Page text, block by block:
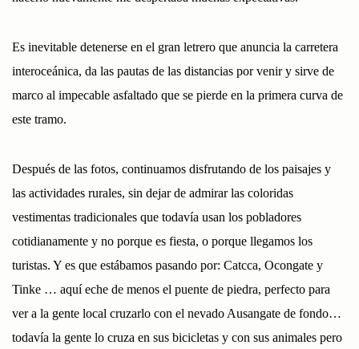
Es inevitable detenerse en el gran letrero que anuncia la carretera
interoceánica, da las pautas de las distancias por venir y sirve de
marco al impecable asfaltado que se pierde en la primera curva de
este tramo.
Después de las fotos, continuamos disfrutando de los paisajes y
las actividades rurales, sin dejar de admirar las coloridas
vestimentas tradicionales que todavía usan los pobladores
cotidianamente y no porque es fiesta, o porque llegamos los
turistas. Y es que estábamos pasando por: Catcca, Ocongate y
Tinke … aquí eche de menos el puente de piedra, perfecto para
ver a la gente local cruzarlo con el nevado Ausangate de fondo…
todavía la gente lo cruza en sus bicicletas y con sus animales pero